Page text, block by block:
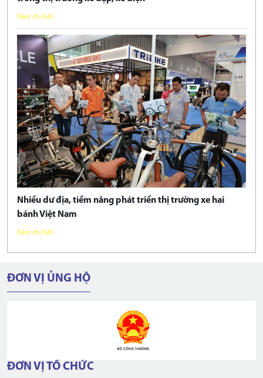
Xem chi tiết
Nhiều dư địa, tiềm năng phát triển thị trường xe hai
bánh Việt Nam
Xem chi tiết
ĐƠN VỊ ỦNG HỘ
ĐƠN VỊ TỔ CHỨC